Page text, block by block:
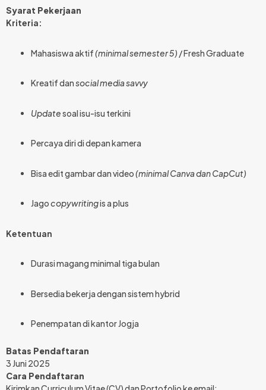
Syarat Pekerjaan
Kriteria:
Mahasiswa aktif(minimal semester 5) / Fresh Graduate
Kreatif dansocial media savvy
Updatesoal isu-isu terkini
Percaya diri di depan kamera
Bisa edit gambar dan video(minimal Canva dan CapCut)
Jagocopywritingis a plus
Ketentuan
Durasi magang minimal tiga bulan
Bersedia bekerja dengan sistem hybrid
Penempatan di kantor Jogja
Batas Pendaftaran
3 Juni 2025
Cara Pendaftaran